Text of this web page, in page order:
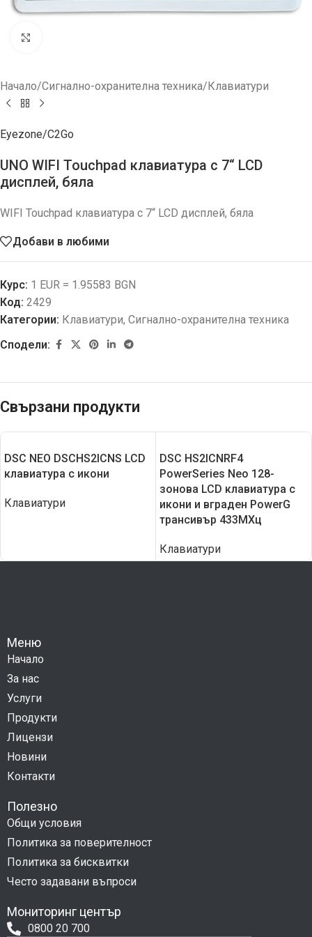
Начало/Сигнално-охранителна техника/Клавиатури
Eyezone/C2Go
UNO WIFI Touchpad клавиатура с 7“ LCD
дисплей, бяла
WIFI Touchpad клавиатура с 7“ LCD дисплей, бяла
Добави в любими
Курс: 1 EUR = 1.95583 BGN
Код: 2429
Категории: Клавиатури, Сигнално-охранителна техника
Сподели:
Свързани продукти
DSC NEO DSCHS2ICNS LCD
клавиатура с икони
Клавиатури
DSC HS2ICNRF4
PowerSeries Neo 128-
зонова LCD клавиатура с
икони и вграден PowerG
трансивър 433МХц
Клавиатури
Меню
Начало
За нас
Услуги
Продукти
Лицензи
Новини
Контакти
Полезно
Общи условия
Политика за поверителност
Политика за бисквитки
Често задавани въпроси
Мониторинг център
0800 20 700